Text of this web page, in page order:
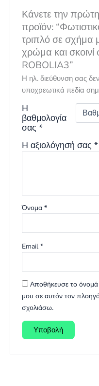
Κάνετε την
προϊόν:
τριπλό σε
χρώμα και
ROBOLIA3”
Η ηλ. διεύθυνση σας
υποχρεωτικά πεδία
Η
βαθμολογία
σας*
Η αξιολόγησή σας*
Όνομα*
Email*
Αποθήκευσε το όνομά
μου σε αυτόν τον
σχολιάσω.